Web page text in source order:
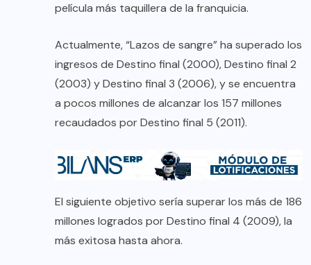
película más taquillera de la franquicia.
Actualmente, “Lazos de sangre” ha superado los
ingresos de Destino final (2000), Destino final 2
(2003) y Destino final 3 (2006), y se encuentra
a pocos millones de alcanzar los 157 millones
recaudados por Destino final 5 (2011).
El siguiente objetivo sería superar los más de 186
millones logrados por Destino final 4 (2009), la
más exitosa hasta ahora.